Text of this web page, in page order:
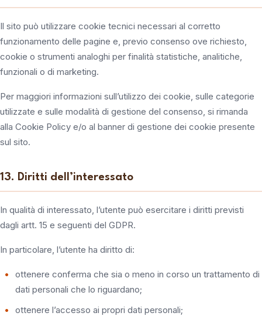
Il sito può utilizzare cookie tecnici necessari al corretto
funzionamento delle pagine e, previo consenso ove richiesto,
cookie o strumenti analoghi per finalità statistiche, analitiche,
funzionali o di marketing.
Per maggiori informazioni sull’utilizzo dei cookie, sulle categorie
utilizzate e sulle modalità di gestione del consenso, si rimanda
alla Cookie Policy e/o al banner di gestione dei cookie presente
sul sito.
13. Diritti dell’interessato
In qualità di interessato, l’utente può esercitare i diritti previsti
dagli artt. 15 e seguenti del GDPR.
In particolare, l’utente ha diritto di:
ottenere conferma che sia o meno in corso un trattamento di
dati personali che lo riguardano;
ottenere l’accesso ai propri dati personali;